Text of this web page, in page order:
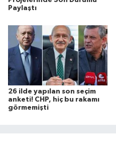
Paylaştı
26 ilde yapılan son seçim
anketi! CHP, hiç bu rakamı
görmemişti